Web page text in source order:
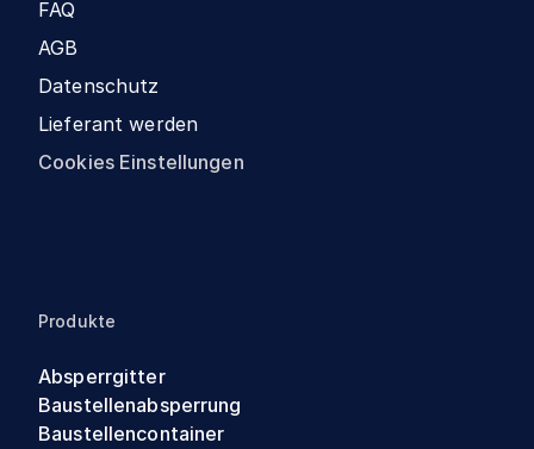
FAQ
AGB
Datenschutz
Lieferant werden
Cookies Einstellungen
Produkte
Absperrgitter
Baustellenabsperrung
Baustellencontainer